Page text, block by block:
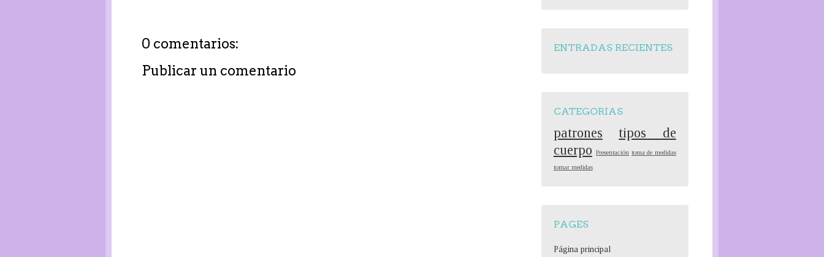
0 comentarios:
Publicar un comentario
ENTRADAS RECIENTES
CATEGORIAS
patrones
tipos de
cuerpo
Presentación toma de medidas
tomar medidas
PAGES
Página principal